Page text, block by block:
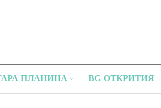
ПЛАНИНА BG ОТКРИТИЯ